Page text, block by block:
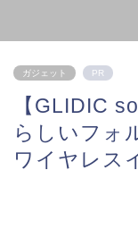
ガジェット PR
【GLIDIC
らしいフォ
ワイヤレス